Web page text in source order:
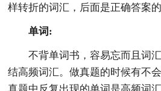
样转折的词汇，后面是正确答案的
单词:
不背单词书，容易忘而且词
结高频词汇。做真题的时候有不